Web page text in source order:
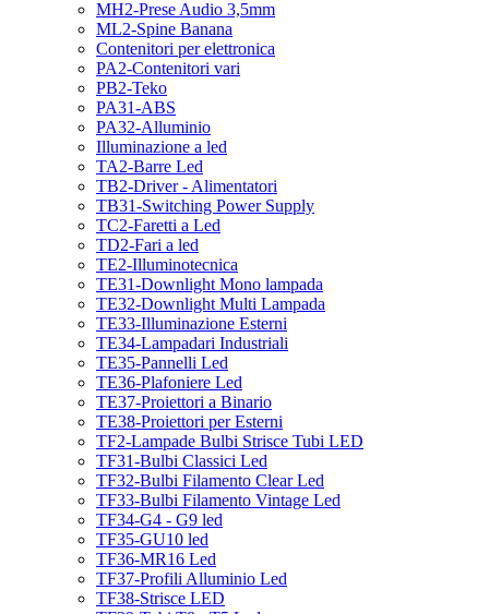
MH2-Prese Audio 3,5mm
ML2-Spine Banana
Contenitori per elettronica
PA2-Contenitori vari
PB2-Teko
PA31-ABS
PA32-Alluminio
Illuminazione a led
TA2-Barre Led
TB2-Driver - Alimentatori
TB31-Switching Power Supply
TC2-Faretti a Led
TD2-Fari a led
TE2-Illuminotecnica
TE31-Downlight Mono lampada
TE32-Downlight Multi Lampada
TE33-Illuminazione Esterni
TE34-Lampadari Industriali
TE35-Pannelli Led
TE36-Plafoniere Led
TE37-Proiettori a Binario
TE38-Proiettori per Esterni
TF2-Lampade Bulbi Strisce Tubi LED
TF31-Bulbi Classici Led
TF32-Bulbi Filamento Clear Led
TF33-Bulbi Filamento Vintage Led
TF34-G4 - G9 led
TF35-GU10 led
TF36-MR16 Led
TF37-Profili Alluminio Led
TF38-Strisce LED